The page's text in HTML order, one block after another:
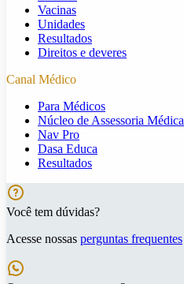
Vacinas
Unidades
Resultados
Direitos e deveres
Canal Médico
Para Médicos
Núcleo de Assessoria Médica
Nav Pro
Dasa Educa
Resultados
Você tem dúvidas?
Acesse nossas perguntas frequentes